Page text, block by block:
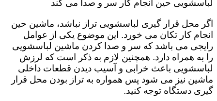
لباسشویی حین انجام کار سر و صدا می کند
اگر محل قرار گیری لباسشویی تراز نباشد، ماشین حین
انجام کار تکان می خورد‌. این موضوع یکی از عوامل
رایجی می باشد که سر و صدا کردن ماشین لباسشویی
را به همراه دارد. همچنین لازم به ذکر است که لرزش
لباسشویی باعث خرابی و آسیب دیدن قطعات داخلی
ماشین نیز می شود پس همواره به تراز بودن محل قرار
گیری دستگاه توجه کنید.